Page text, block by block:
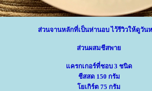
ส่วนจานหลักที่เป็นห่านอบ ไว้รีวิวให้ดูวัน
ส่วนผสมชีสพา
ครกเกอร์ที่ชอบ 3 ชนิด
ชีสสด 150 กรัม
เกิร์ต 75 กรัม